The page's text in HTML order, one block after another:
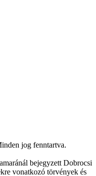
jog fenntartva.
bejegyzett Dobrocsi
vonatkozó törvények és